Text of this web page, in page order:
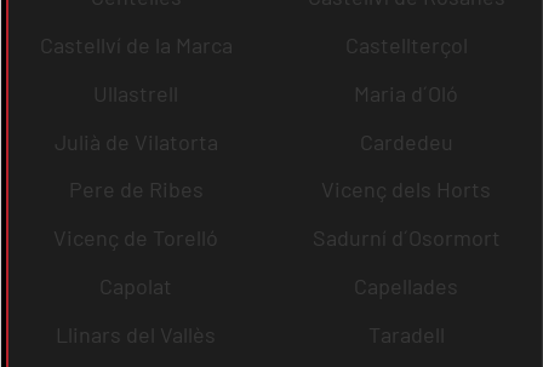
Castellví de la Marca
Castellterçol
Ullastrell
Maria d´Oló
Julià de Vilatorta
Cardedeu
Pere de Ribes
Vicenç dels Horts
Vicenç de Torelló
Sadurní d´Osormort
Capolat
Capellades
Llinars del Vallès
Taradell